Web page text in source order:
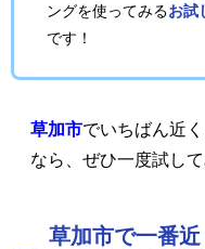
ングを使ってみるお試
です！
草加市でいちばん近
なら、ぜひ一度試して
草加市で一番近